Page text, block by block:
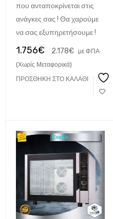
που ανταποκρίνεται στις
ανάγκες σας ! Θα χαρούμε
να σας εξυπηρετήσουμε !
1.756€ 2.178€ με ΦΠΑ
(Χωρίς Μεταφορικά)
ΠΡΟΣΘΉΚΗ ΣΤΟ ΚΑΛΆΘΙ